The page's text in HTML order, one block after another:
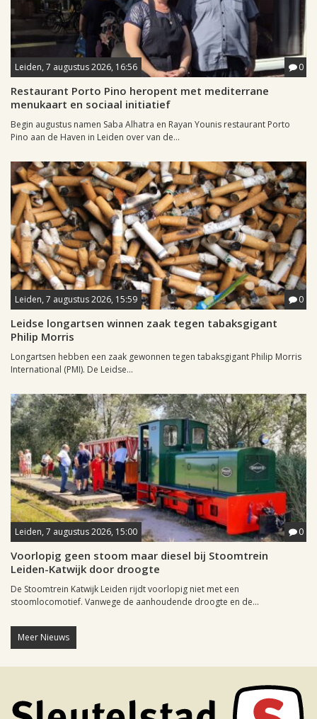
Leiden, 7 augustus 2026, 16:56 0
Restaurant Porto Pino heropent met mediterrane
menukaart en sociaal initiatief
Begin augustus namen Saba Alhatra en Rayan Younis restaurant Porto
Pino aan de Haven in Leiden over van de...
Leiden, 7 augustus 2026, 15:59 0
Leidse longartsen winnen zaak tegen tabaksgigant
Philip Morris
Longartsen hebben een zaak gewonnen tegen tabaksgigant Philip Morris
International (PMI). De Leidse...
Leiden, 7 augustus 2026, 15:00 0
Voorlopig geen stoom maar diesel bij Stoomtrein
Leiden-Katwijk door droogte
De Stoomtrein Katwijk Leiden rijdt voorlopig niet met een
stoomlocomotief. Vanwege de aanhoudende droogte en de...
Meer Nieuws